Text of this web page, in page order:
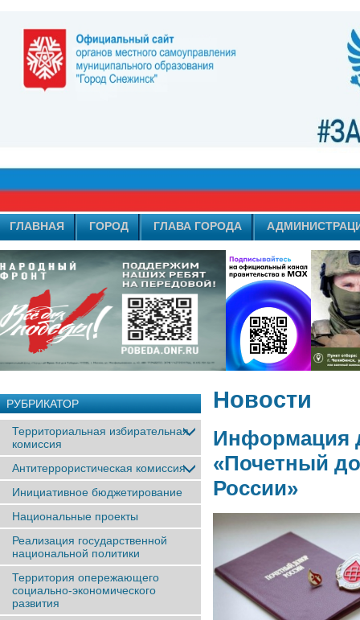
ГЛАВНАЯ ГОРОД ГЛАВА ГОРОДА
РУБРИКАТОР
Территориальная избирательная
комиссия
Антитеррористическая комиссия
Инициативное бюджетирование
Национальные проекты
Реализация государственной
национальной политики
Территория опережающего
социально-экономического
развития
Новости
Информация
«Почетный
России»